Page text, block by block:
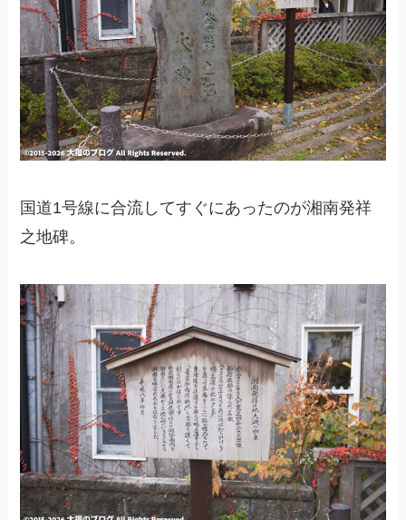
国道1号線に合流してすぐにあったのが湘南発祥
之地碑。